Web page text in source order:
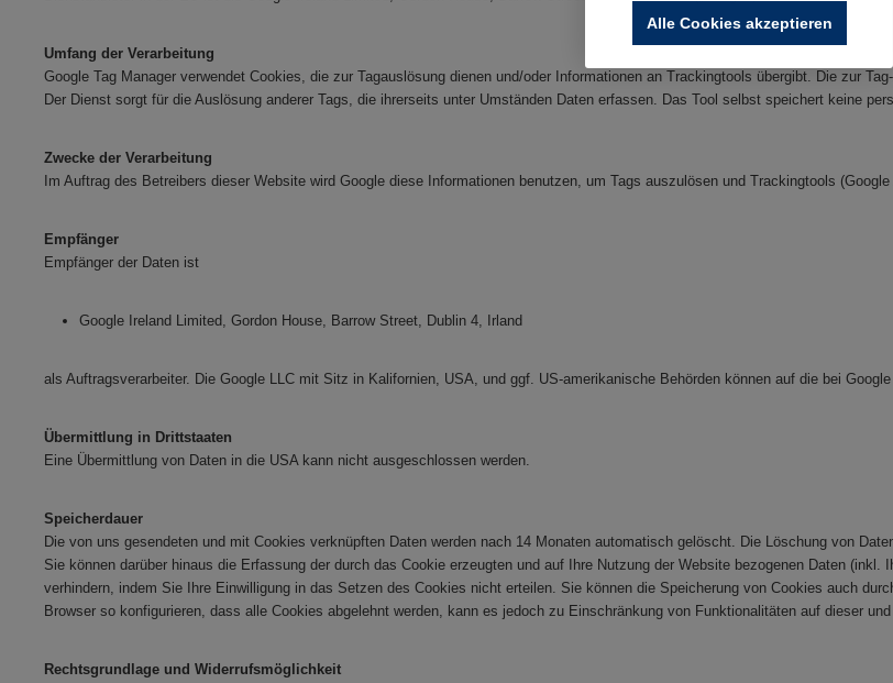
Umfang der Verarbeitung
Google Tag Manager verwendet Cookies, die zur Tagauslösung dienen und/oder Informationen an Trackingtools übergibt. Die zur
Der Dienst sorgt für die Auslösung anderer Tags, die ihrerseits unter Umständen Daten erfassen. Das Tool selbst speichert keine
Zwecke der Verarbeitung
Im Auftrag des Betreibers dieser Website wird Google diese Informationen benutzen, um Tags auszulösen und Trackingtools
Empfänger
Empfänger der Daten ist
Google Ireland Limited, Gordon House, Barrow Street, Dublin 4, Irland
als Auftragsverarbeiter. Die Google LLC mit Sitz in Kalifornien, USA, und ggf. US-amerikanische Behörden können auf die bei
Übermittlung in Drittstaaten
Eine Übermittlung von Daten in die USA kann nicht ausgeschlossen werden.
Speicherdauer
Die von uns gesendeten und mit Cookies verknüpften Daten werden nach 14 Monaten automatisch gelöscht. Die Löschung von
Sie können darüber hinaus die Erfassung der durch das Cookie erzeugten und auf Ihre Nutzung der Website bezogenen Daten
verhindern, indem Sie Ihre Einwilligung in das Setzen des Cookies nicht erteilen. Sie können die Speicherung von Cookies auch
Browser so konfigurieren, dass alle Cookies abgelehnt werden, kann es jedoch zu Einschränkung von Funktionalitäten auf dieser
Rechtsgrundlage und Widerrufsmöglichkeit
Alle Cookies akzeptieren